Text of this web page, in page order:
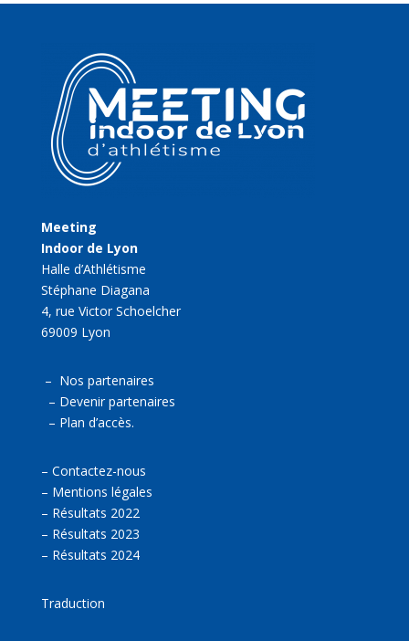
Meeting
Indoor de Lyon
Halle d’Athlétisme
Stéphane Diagana
4, rue Victor Schoelcher
69009 Lyon
– Nos partenaires
– Devenir partenaires
– Plan d’accès.
– Contactez-nous
– Mentions légales
– Résultats 2022
– Résultats 2023
– Résultats 2024
Traduction